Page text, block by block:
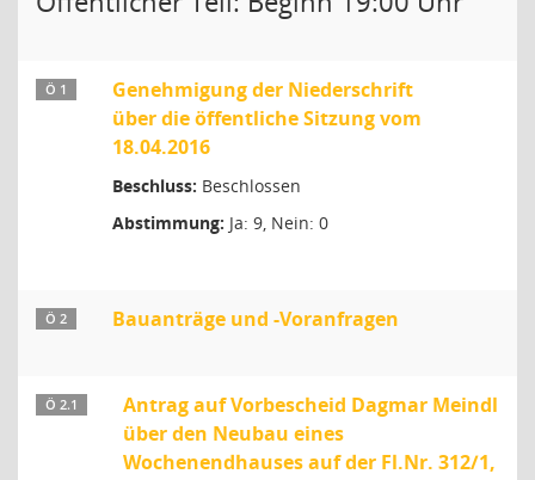
Ö 1
Genehmigung der Niederschrift
über die öffentliche Sitzung vom
18.04.2016
Beschluss: Beschlossen
Abstimmung: Ja: 9, Nein: 0
Ö 2 Bauanträge und -Voranfragen
Ö 2.1
Antrag auf Vorbescheid Dagmar Meindl
über den Neubau eines
Wochenendhauses auf der Fl.Nr. 312/1,